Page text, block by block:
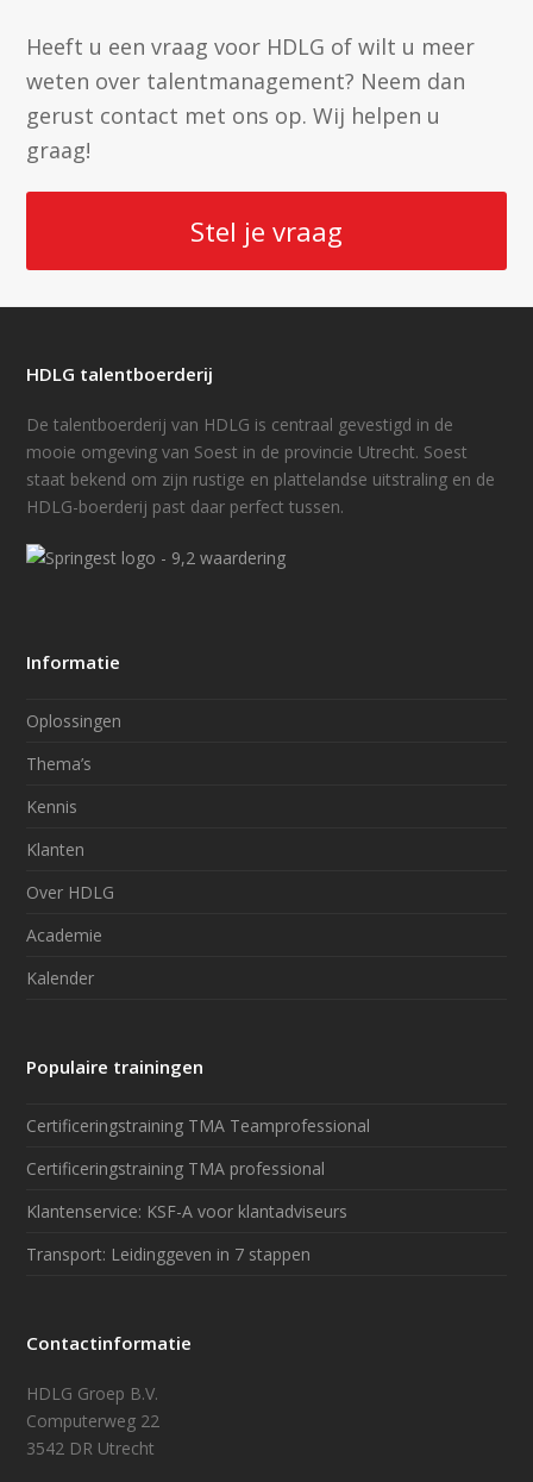
Heeft u een vraag voor HDLG of wilt u meer
weten over talentmanagement? Neem dan
gerust contact met ons op. Wij helpen u
graag!
Stel je vraag
HDLG talentboerderij
De talentboerderij van HDLG is centraal gevestigd in de
mooie omgeving van Soest in de provincie Utrecht. Soest
staat bekend om zijn rustige en plattelandse uitstraling en de
HDLG-boerderij past daar perfect tussen.
Informatie
Oplossingen
Thema’s
Kennis
Klanten
Over HDLG
Academie
Kalender
Populaire trainingen
Certificeringstraining TMA Teamprofessional
Certificeringstraining TMA professional
Klantenservice: KSF-A voor klantadviseurs
Transport: Leidinggeven in 7 stappen
Contactinformatie
HDLG Groep B.V.
Computerweg 22
3542 DR Utrecht